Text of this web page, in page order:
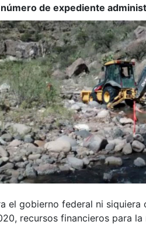
de expediente
el gobierno federal ni siquiera
recursos financieros para